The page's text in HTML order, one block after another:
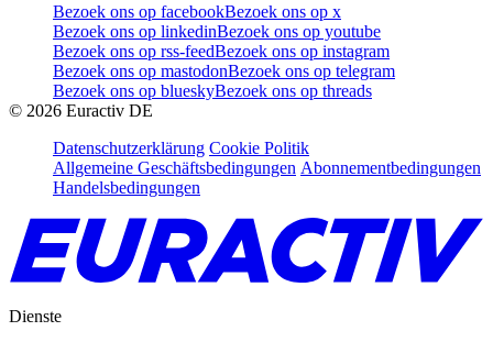
Bezoek ons op facebookBezoek ons op x
Bezoek ons op linkedinBezoek ons op youtube
Bezoek ons op rss-feedBezoek ons op instagram
Bezoek ons op mastodonBezoek ons op telegram
Bezoek ons op blueskyBezoek ons op threads
© 2026 Euractiv DE
Datenschutzerklärung Cookie Politik
Allgemeine Geschäftsbedingungen Abonnementbedingungen
Handelsbedingungen
Dienste